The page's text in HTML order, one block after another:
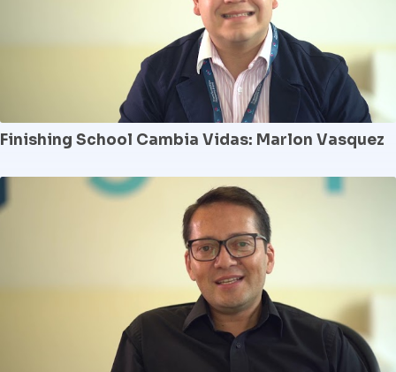
Finishing School Cambia Vidas: Marlon Vasquez